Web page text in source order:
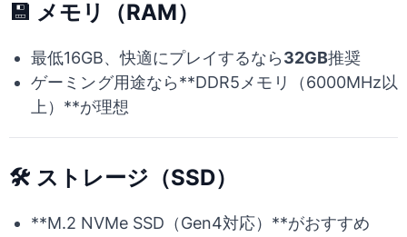
💾 メモリ（RAM）
最低16GB、快適にプレイするなら32GB推奨
ゲーミング用途なら**DDR5メモリ（6000MHz以
上）**が理想
🛠 ストレージ（SSD）
**M.2 NVMe SSD（Gen4対応）**がおすすめ